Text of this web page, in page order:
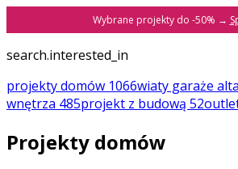
Wybrane projekty do -50% →
search.interested_in
projekty domów 1066wiaty garaże
wnętrza 485projekt z budową 52
Projekty domów